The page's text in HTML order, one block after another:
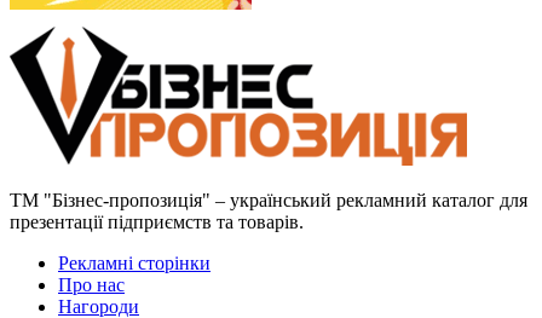
ТМ "Бізнес-пропозиція" – український рекламний каталог для
презентації підприємств та товарів.
Рекламні сторінки
Про нас
Нагороди